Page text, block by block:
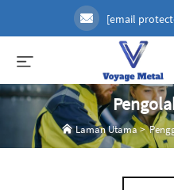
[email
Laman Utama>